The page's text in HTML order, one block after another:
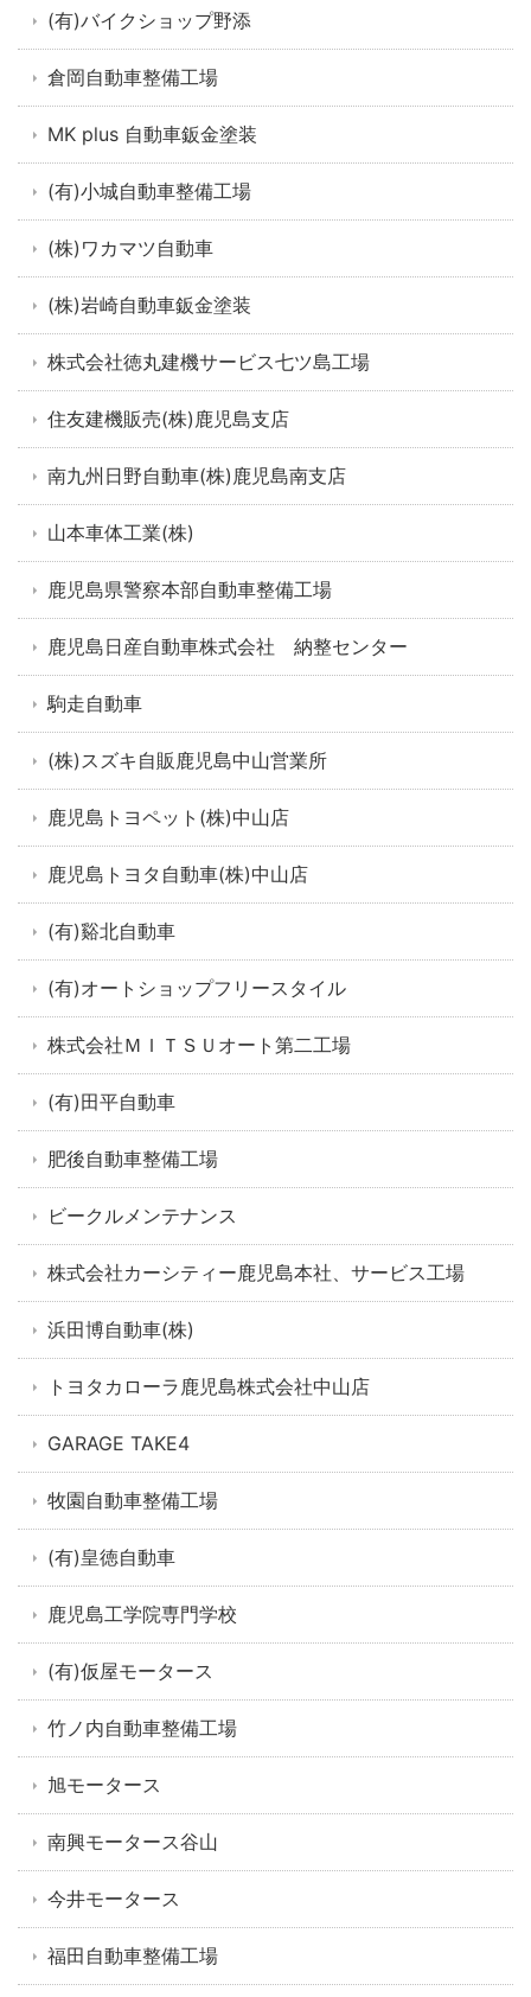
(有)バイクショップ野添
倉岡自動車整備工場
MK plus 自動車鈑金塗装
(有)小城自動車整備工場
(株)ワカマツ自動車
(株)岩崎自動車鈑金塗装
株式会社徳丸建機サービス七ツ島工場
住友建機販売(株)鹿児島支店
南九州日野自動車(株)鹿児島南支店
山本車体工業(株)
鹿児島県警察本部自動車整備工場
鹿児島日産自動車株式会社 納整センター
駒走自動車
(株)スズキ自販鹿児島中山営業所
鹿児島トヨペット(株)中山店
鹿児島トヨタ自動車(株)中山店
(有)谿北自動車
(有)オートショップフリースタイル
株式会社ＭＩＴＳＵオート第二工場
(有)田平自動車
肥後自動車整備工場
ビークルメンテナンス
株式会社カーシティー鹿児島本社、サービス工場
浜田博自動車(株)
トヨタカローラ鹿児島株式会社中山店
GARAGE TAKE4
牧園自動車整備工場
(有)皇徳自動車
鹿児島工学院専門学校
(有)仮屋モータース
竹ノ内自動車整備工場
旭モータース
南興モータース谷山
今井モータース
福田自動車整備工場